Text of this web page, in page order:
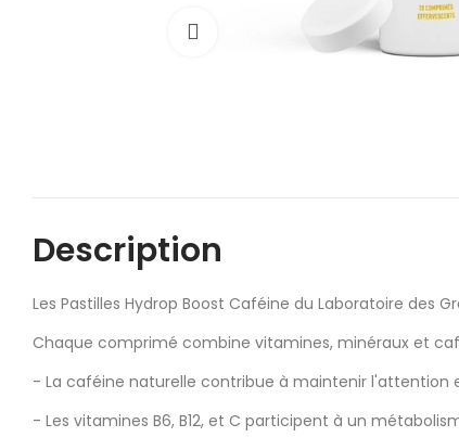
Cliquez pour agrandir
Description
Les Pastilles Hydrop Boost Caféine du Laboratoire
Chaque comprimé combine vitamines, minéraux et
- La caféine naturelle contribue à maintenir l'attention
- Les vitamines B6, B12, et C participent à un